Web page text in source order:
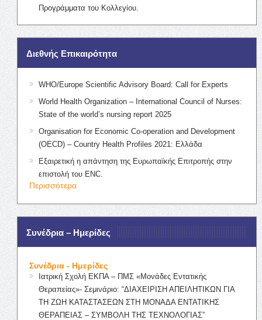
Προγράμματα του Κολλεγίου.
Διεθνής Επικαιρότητα
WHO/Europe Scientific Advisory Board: Call for Experts
World Health Organization – International Council of Nurses:
State of the world’s nursing report 2025
Organisation for Economic Co-operation and Development
(OECD) – Country Health Profiles 2021: Ελλάδα
Εξαιρετική η απάντηση της Ευρωπαϊκής Επιτροπής στην
επιστολή του ENC.
Περισσότερα
Συνέδρια – Ημερίδες
Συνέδρια - Ημερίδες
Ιατρική Σχολή ΕΚΠΑ – ΠΜΣ «Μονάδες Εντατικής
Θεραπείας»- Σεμινάριο: “ΔΙΑΧΕΙΡΙΣΗ ΑΠΕΙΛΗΤΙΚΩΝ ΓΙΑ
ΤΗ ΖΩΗ ΚΑΤΑΣΤΑΣΕΩΝ ΣΤΗ ΜΟΝΑΔΑ ΕΝΤΑΤΙΚΗΣ
ΘΕΡΑΠΕΙΑΣ – ΣΥΜΒΟΛΗ ΤΗΣ ΤΕΧΝΟΛΟΓΙΑΣ”